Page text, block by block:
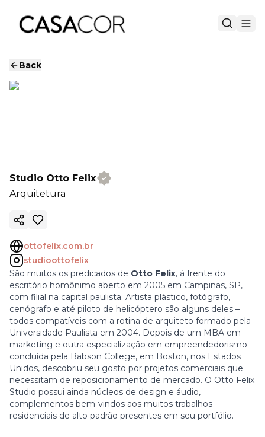
Back
Studio Otto Felix
Arquitetura
Copy ink
ottofelix.com.br
studioottofelix
São muitos os predicados de Otto Felix, à frente do
escritório homônimo aberto em 2005 em Campinas, SP,
com filial na capital paulista. Artista plástico, fotógrafo,
cenógrafo e até piloto de helicóptero são alguns deles –
todos compatíveis com a rotina de arquiteto formado pela
Universidade Paulista em 2004. Depois de um MBA em
marketing e outra especialização em empreendedorismo
concluída pela Babson College, em Boston, nos Estados
Unidos, descobriu seu gosto por projetos comerciais que
necessitam de reposicionamento de mercado. O Otto Felix
Studio possui ainda núcleos de design e áudio,
complementos bem-vindos aos muitos trabalhos
residenciais de alto padrão presentes em seu portfólio.